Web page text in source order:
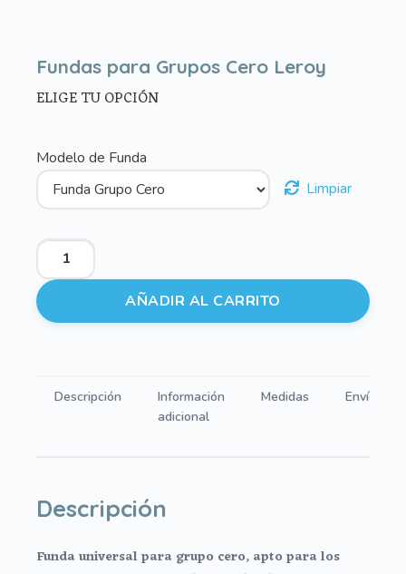
Fundas para Grupos Cero Leroy
ELIGE TU OPCIÓN
Modelo de Funda
Limpiar
Fundas
para
Grupos
Cero
AÑADIR AL CARRITO
Descripción
Información
adicional
Medidas Envíos
Descripción
Funda universal para grupo cero, apto para los